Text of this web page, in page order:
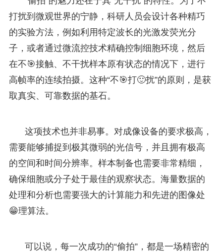
打扰到微观世界的宁静，科研人员会设计各种精巧
的实验方法，例如利用特定波长的光激发荧光分
子，或者通过微流控技术精确控制细胞环境，然后
在不🎯接触、不干扰样本原有状态的情况下，进行
高帧率的连续拍摄。这种“不🎯打🙂扰”的原则，是获
取真实、可靠数据的基石。
这项技术也并非易事。对成像设备的要求极高，
需要能够捕捉到极其微弱的光信号，并且拥有极高
的空间和时间分辨率。样本制备也需要非常精细，
确保细胞或分子处于最佳的观察状态。海量数据的
处理和分析也需要强大的计算能力和先进的图像处
😁理算法。
可以说，每一次成功的“偷拍”，都是一场精密的